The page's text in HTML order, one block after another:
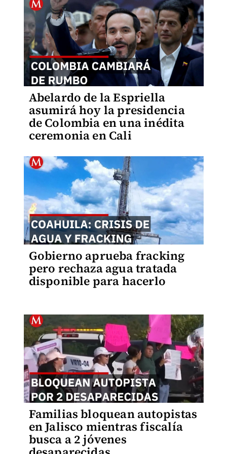
Abelardo de la Espriella
asumirá hoy la presidencia
de Colombia en una inédita
ceremonia en Cali
Gobierno aprueba fracking
pero rechaza agua tratada
disponible para hacerlo
Familias bloquean autopistas
en Jalisco mientras fiscalía
busca a 2 jóvenes